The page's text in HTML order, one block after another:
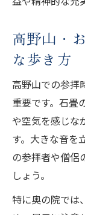
高野山・
な歩き方
高野山での参拝
重要です。石畳
や空気を感じな
す。大きな音を
の参拝者や僧侶
しょう。
特に奥の院では